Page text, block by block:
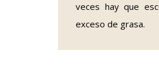
veces hay que
exceso de grasa.